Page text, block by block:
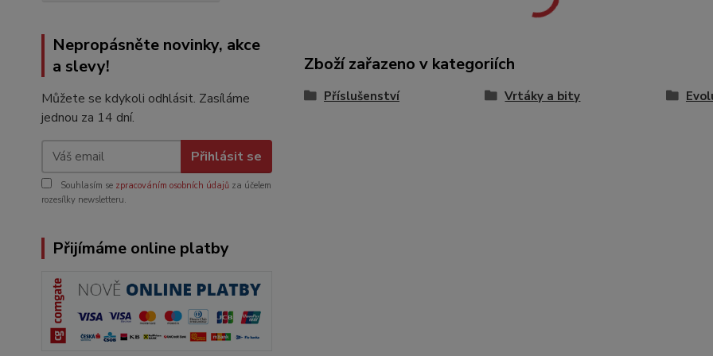
Nepropásněte novinky, akce
a slevy!
Můžete se kdykoli odhlásit. Zasíláme
jednou za 14 dní.
Přihlásit se
Souhlasím se zpracováním osobních údajů za účelem
rozesílky newsletteru.
Přijímáme online platby
Zboží zařazeno v kategoriích
Příslušenství Vrtáky a bity